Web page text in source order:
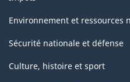
Environnement et ressources
Sécurité nationale et défense
Culture, histoire et sport